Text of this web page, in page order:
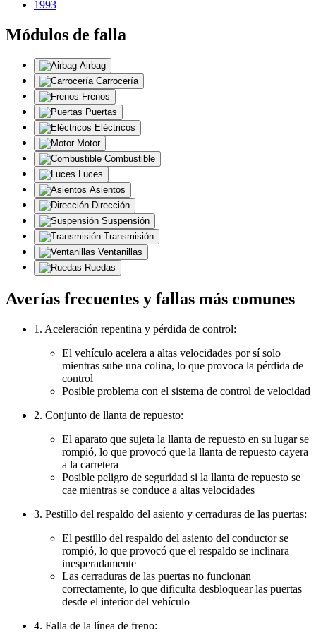
1993
Módulos de falla
Airbag
Carrocería
Frenos
Puertas
Eléctricos
Motor
Combustible
Luces
Asientos
Dirección
Suspensión
Transmisión
Ventanillas
Ruedas
Averías frecuentes y fallas más comunes
1. Aceleración repentina y pérdida de control:
El vehículo acelera a altas velocidades por sí solo
mientras sube una colina, lo que provoca la pérdida de
control
Posible problema con el sistema de control de velocidad
2. Conjunto de llanta de repuesto:
El aparato que sujeta la llanta de repuesto en su lugar se
rompió, lo que provocó que la llanta de repuesto cayera
a la carretera
Posible peligro de seguridad si la llanta de repuesto se
cae mientras se conduce a altas velocidades
3. Pestillo del respaldo del asiento y cerraduras de las puertas:
El pestillo del respaldo del asiento del conductor se
rompió, lo que provocó que el respaldo se inclinara
inesperadamente
Las cerraduras de las puertas no funcionan
correctamente, lo que dificulta desbloquear las puertas
desde el interior del vehículo
4. Falla de la línea de freno: